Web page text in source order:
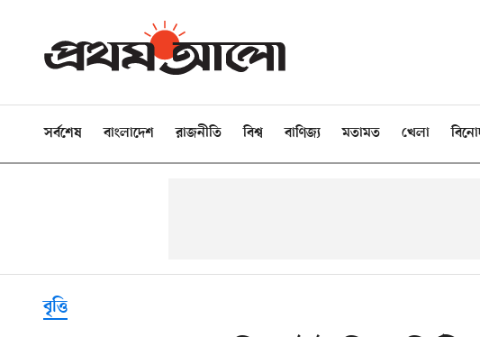
সর্বশেষ বাংলাদেশ রাজনীতি বিশ্ব বাণিজ্য মতামত খেলা
বৃত্তি